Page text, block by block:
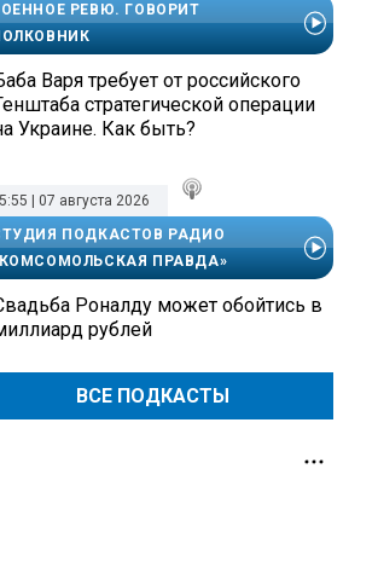
РЕВЮ. ГОВОРИТ
Варя требует от российского
стратегической операции
Украине. Как быть?
| 07 августа 2026
ПОДКАСТОВ РАДИО
ПРАВДА»
Роналду может обойтись в
рублей
ВСЕ ПОДКАСТЫ